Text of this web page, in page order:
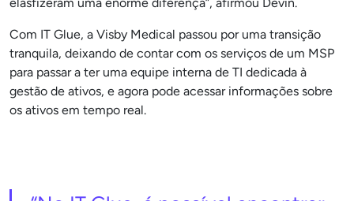
Com IT Glue, a Visby Medical passou por uma transição
tranquila, deixando de contar com os serviços de um MSP
para passar a ter uma equipe interna de TI dedicada à
gestão de ativos, e agora pode acessar informações sobre
os ativos em tempo real.